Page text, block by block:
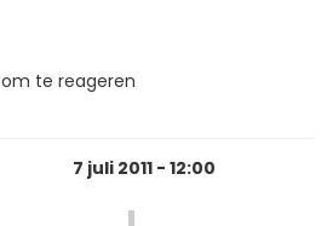
om te reageren
7 juli 2011 - 12:00